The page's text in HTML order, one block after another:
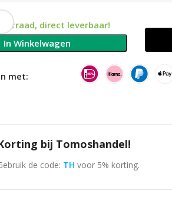
direct leverbaar!
In Winkelwagen
met:
bij Tomoshandel!
de code: TH voor 5% korting.